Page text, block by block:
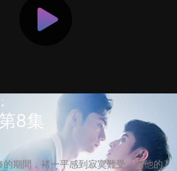
8集
期間，褚一平感到寂寞難受，而他的